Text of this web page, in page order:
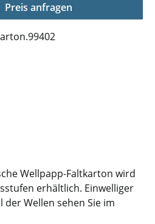
Wert
Preis anfragen
Wellpapp-Faltkarton wird
erhältlich. Einwelliger
Wellen sehen Sie im